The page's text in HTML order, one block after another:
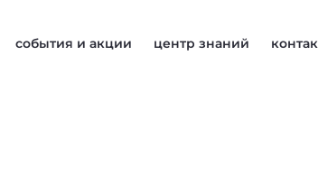
события и акции центр знаний